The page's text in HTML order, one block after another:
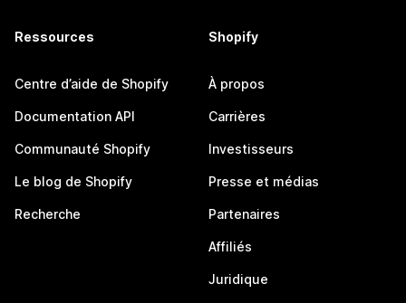
Ressources
Centre d’aide de Shopify
Documentation API
Communauté Shopify
Le blog de Shopify
Recherche
Shopify
À propos
Carrières
Investisseurs
Presse et médias
Partenaires
Affiliés
Juridique